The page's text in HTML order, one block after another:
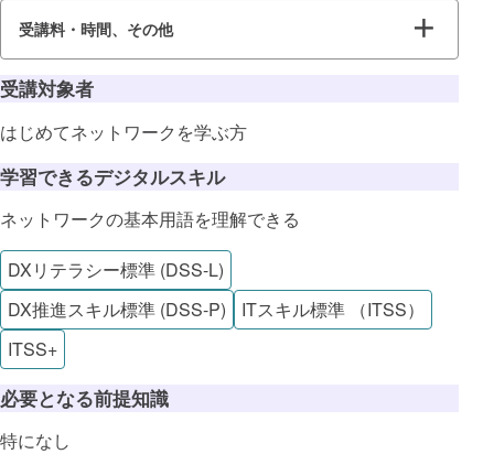
受講料・時間、その他
受講対象者
はじめてネットワークを学ぶ方
学習できるデジタルスキル
ネットワークの基本用語を理解できる
DXリテラシー標準 (DSS-L)
DX推進スキル標準 (DSS-P)
ITスキル標準 （ITSS）
ITSS+
必要となる前提知識
特になし